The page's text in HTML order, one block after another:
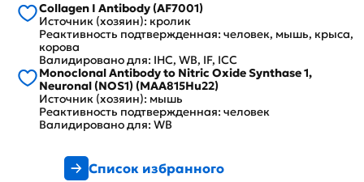
Collagen I Antibody (AF7001)
Источник (хозяин): кролик
Реактивность подтвержденная: человек, мышь, крыса,
корова
Валидировано для: IHC, WB, IF, ICC
Monoclonal Antibody to Nitric Oxide Synthase 1,
Neuronal (NOS1) (MAA815Hu22)
Источник (хозяин): мышь
Реактивность подтвержденная: человек
Валидировано для: WB
Список избранного